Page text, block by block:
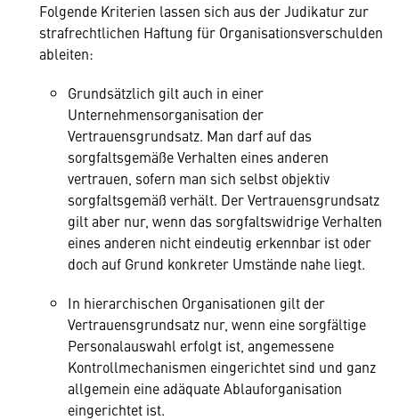
Folgende Kriterien lassen sich aus der Judikatur zur
strafrechtlichen Haftung für Organisationsverschulden
ableiten:
Grundsätzlich gilt auch in einer
Unternehmensorganisation der
Vertrauensgrundsatz. Man darf auf das
sorgfaltsgemäße Verhalten eines anderen
vertrauen, sofern man sich selbst objektiv
sorgfaltsgemäß verhält. Der Vertrauensgrundsatz
gilt aber nur, wenn das sorgfaltswidrige Verhalten
eines anderen nicht eindeutig erkennbar ist oder
doch auf Grund konkreter Umstände nahe liegt.
In hierarchischen Organisationen gilt der
Vertrauensgrundsatz nur, wenn eine sorgfältige
Personalauswahl erfolgt ist, angemessene
Kontrollmechanismen eingerichtet sind und ganz
allgemein eine adäquate Ablauforganisation
eingerichtet ist.